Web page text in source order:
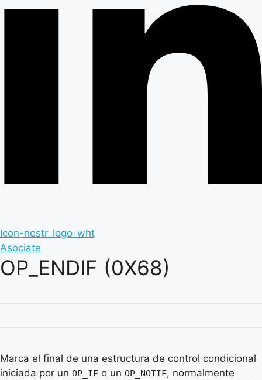
Icon-nostr_logo_wht
Asociate
OP_ENDIF (0X68)
Marca el final de una estructura de control condicional
iniciada por un OP_IF o un OP_NOTIF, normalmente